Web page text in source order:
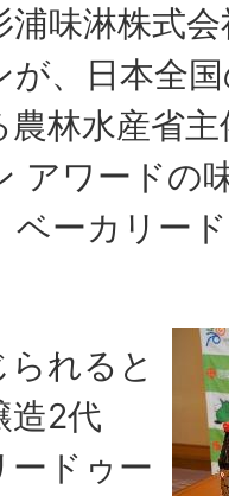
浦味淋株式
が、日本全
林水産省
アワードの
ベーカリー
れると
造2代
ードゥー